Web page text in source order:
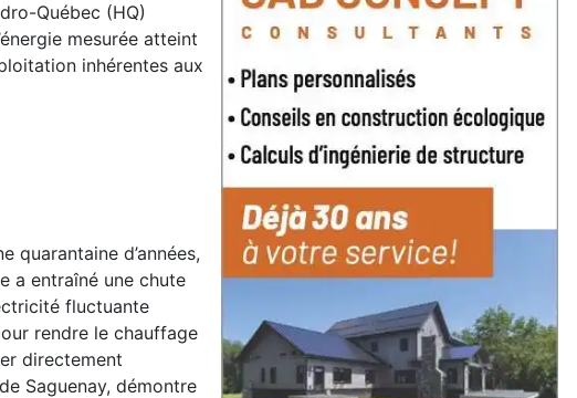
Québec (HQ)
mesurée atteint
inhérentes aux
quarantaine d’années,
a entraîné une chute
fluctuante
rendre le chauffage
directement
Saguenay, démontre